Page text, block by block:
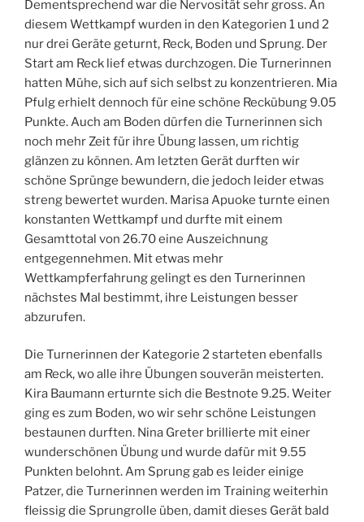
Dementsprechend war die Nervosität sehr gross. An
diesem Wettkampf wurden in den Kategorien 1 und 2
nur drei Geräte geturnt, Reck, Boden und Sprung. Der
Start am Reck lief etwas durchzogen. Die Turnerinnen
hatten Mühe, sich auf sich selbst zu konzentrieren. Mia
Pfulg erhielt dennoch für eine schöne Reckübung 9.05
Punkte. Auch am Boden dürfen die Turnerinnen sich
noch mehr Zeit für ihre Übung lassen, um richtig
glänzen zu können. Am letzten Gerät durften wir
schöne Sprünge bewundern, die jedoch leider etwas
streng bewertet wurden. Marisa Apuoke turnte einen
konstanten Wettkampf und durfte mit einem
Gesamttotal von 26.70 eine Auszeichnung
entgegennehmen. Mit etwas mehr
Wettkampferfahrung gelingt es den Turnerinnen
nächstes Mal bestimmt, ihre Leistungen besser
abzurufen.
Die Turnerinnen der Kategorie 2 starteten ebenfalls
am Reck, wo alle ihre Übungen souverän meisterten.
Kira Baumann erturnte sich die Bestnote 9.25. Weiter
ging es zum Boden, wo wir sehr schöne Leistungen
bestaunen durften. Nina Greter brillierte mit einer
wunderschönen Übung und wurde dafür mit 9.55
Punkten belohnt. Am Sprung gab es leider einige
Patzer, die Turnerinnen werden im Training weiterhin
fleissig die Sprungrolle üben, damit dieses Gerät bald